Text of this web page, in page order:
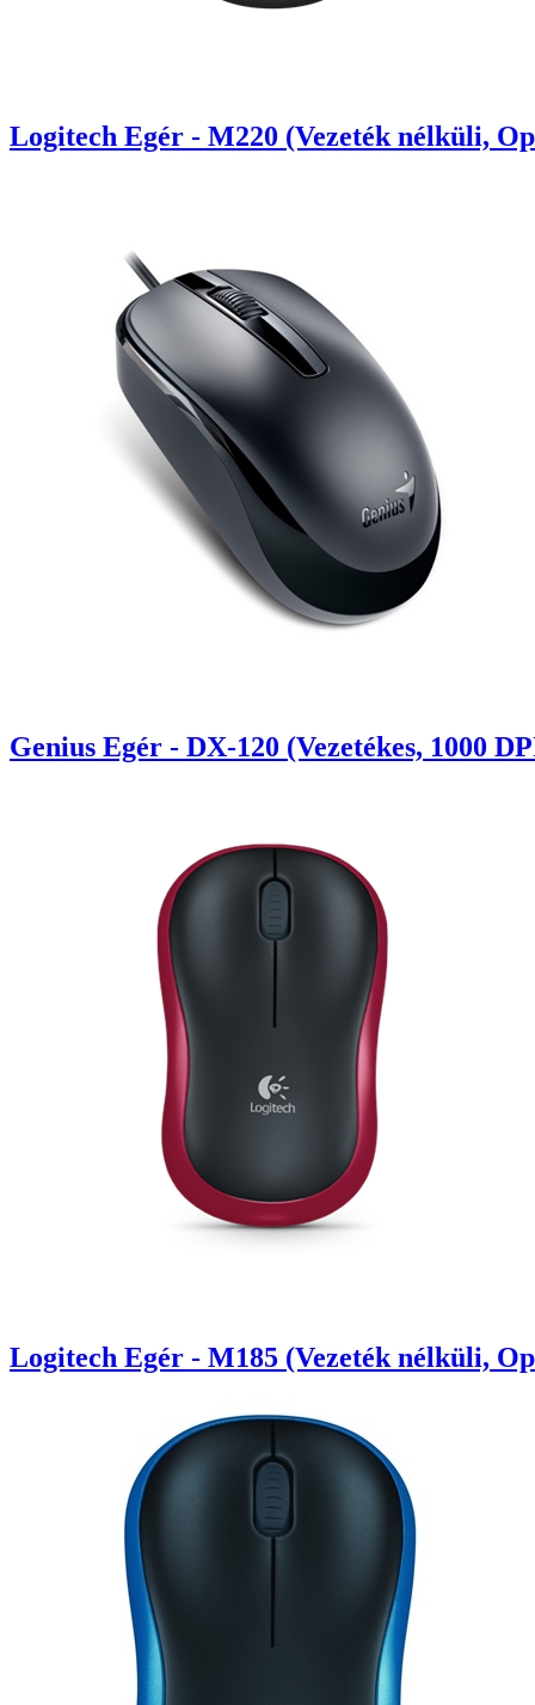
Logitech Egér - M220 (Vezeték nélküli,
Genius Egér - DX-120 (Vezetékes, 1000
Logitech Egér - M185 (Vezeték nélküli,